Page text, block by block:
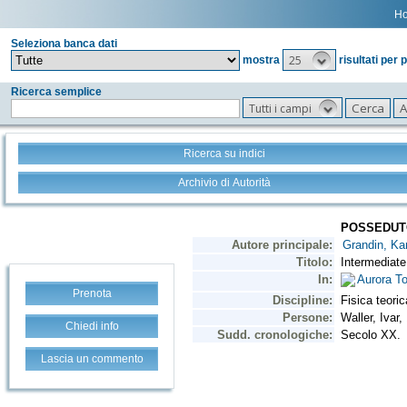
Seleziona banca dati
mostra
25 risultati per
Ricerca semplice
Tutti i campi
Ricerca su indici
Archivio di Autorità
Prenota
Chiedi info
Lascia un commento